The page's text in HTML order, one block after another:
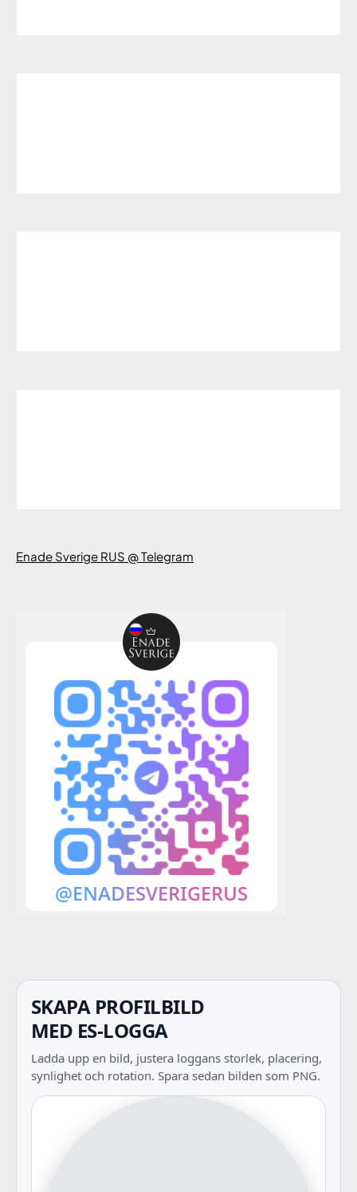
Enade Sverige RUS @ Telegram
SKAPA PROFILBILD
MED ES-LOGGA
Ladda upp en bild, justera loggans storlek, placering,
synlighet och rotation. Spara sedan bilden som PNG.